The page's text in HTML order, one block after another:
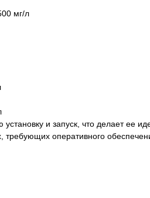
мг/л​
и запуск, что делает ее
требующих оперативного